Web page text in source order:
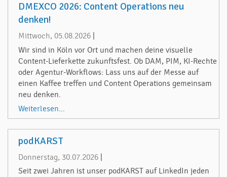
DMEXCO 2026: Content Operations neu
denken!
Mittwoch, 05.08.2026
Wir sind in Köln vor Ort und machen deine visuelle
Content-Lieferkette zukunftsfest. Ob DAM, PIM, KI-Rechte
oder Agentur-Workflows: Lass uns auf der Messe auf
einen Kaffee treffen und Content Operations gemeinsam
neu denken.
Weiterlesen...
podKARST
Donnerstag, 30.07.2026
Seit zwei Jahren ist unser podKARST auf LinkedIn jeden